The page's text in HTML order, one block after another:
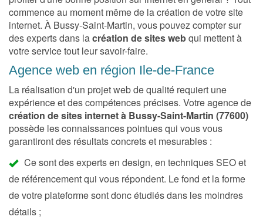
commence au moment même de la création de votre site
internet. À Bussy-Saint-Martin, vous pouvez compter sur
des experts dans lacréation de sites webqui mettent à
votre service tout leur savoir-faire.
Agence web en région Ile-de-France
La réalisation d'un projet web de qualité requiert une
expérience et des compétences précises. Votre agence de
création de sites internet à Bussy-Saint-Martin (77600)
possède les connaissances pointues qui vous vous
garantiront des résultats concrets et mesurables :
Ce sont des experts en design, en techniques SEO et
de référencement qui vous répondent. Le fond et la forme
de votre plateforme sont donc étudiés dans les moindres
détails ;